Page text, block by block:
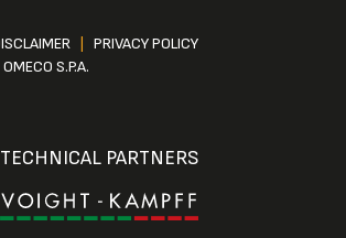
PRIVACY POLICY
S.P.A.
TECHNICAL PARTNERS